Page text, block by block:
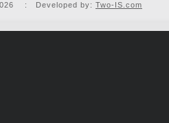
: Developed by: Two-IS.com